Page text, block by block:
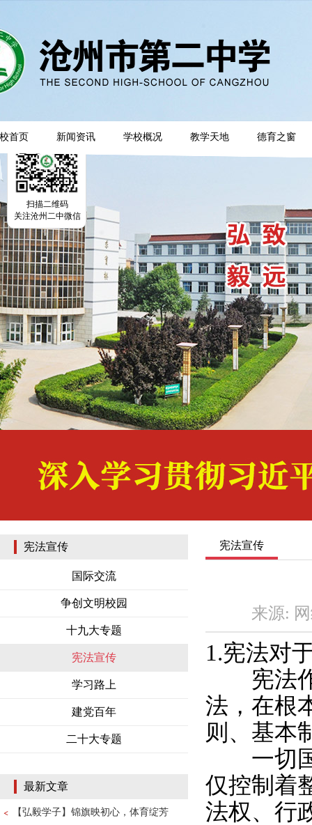
首页 新闻资讯 学校概况 教学天地 德育之窗
宪法宣传
国际交流
争创文明校园
十九大专题
宪法宣传
学习路上
建党百年
二十大专题
最新文章
【弘毅学子】锦旗映初心，体育绽芳
宪法宣传
来源:
1.宪法对
宪法作
法，在根
则、基本
一切国
仅控制着
法权、行
扫描二维码
关注沧州二中微信